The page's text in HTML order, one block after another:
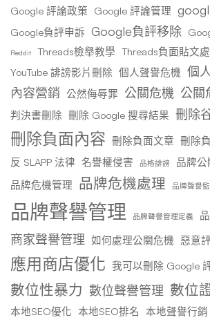
Google 評論政策 Google 評論管理
Google負評申訴 Google負評移除
Reddit Threads檢舉教學 Threads負面貼文
YouTube 誹謗影片刪除 個人聲譽危機 個
內容營銷 公然侮辱罪 公關危機 公關
判決書刪除 刪除 Google 搜尋結果 刪除
刪除負面內容 刪除負面文章 刪除
反 SLAPP 法律 名譽權侵害 品格誹謗
品牌
品牌危機管理 品牌危機處理 品牌聲譽
品牌聲譽管理 品牌聲譽管理定義
商家聲譽管理 如何處理公關危機 惡意
應用商店優化 我可以刪除 Google
數位性暴力 數位聲譽管理 數位
本地SEO優化 本地SEO排名 本地聲譽行銷